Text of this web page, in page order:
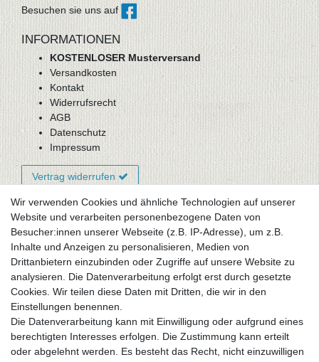
Besuchen sie uns auf
INFORMATIONEN
KOSTENLOSER Musterversand
Versandkosten
Kontakt
Widerrufsrecht
AGB
Datenschutz
Impressum
Vertrag widerrufen
Newsletter-Anmeldung
FAQ / Fragen
Mein Warenkorb
Mein Merkzettel
Mein Konto
UNSER LADENGESCHÄFT
Gottlieb-Daimler-Str. 10
33334 Gütersloh
Wir verwenden Cookies und ähnliche Technologien auf unserer
Website und verarbeiten personenbezogene Daten von
Besucher:innen unserer Webseite (z.B. IP-Adresse), um z.B.
Inhalte und Anzeigen zu personalisieren, Medien von
Drittanbietern einzubinden oder Zugriffe auf unsere Website zu
analysieren. Die Datenverarbeitung erfolgt erst durch gesetzte
Cookies. Wir teilen diese Daten mit Dritten, die wir in den
Einstellungen benennen.
Die Datenverarbeitung kann mit Einwilligung oder aufgrund eines
berechtigten Interesses erfolgen. Die Zustimmung kann erteilt
oder abgelehnt werden. Es besteht das Recht, nicht einzuwilligen